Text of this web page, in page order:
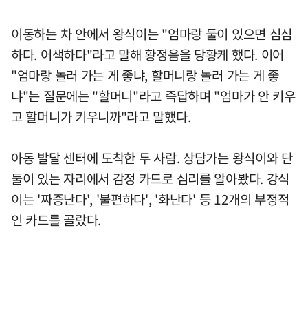
이동하는 차 안에서 왕식이는 "엄마랑 둘이 있으면 심심
하다. 어색하다"라고 말해 황정음을 당황케 했다. 이어
"엄마랑 놀러 가는 게 좋냐, 할머니랑 놀러 가는 게 좋
냐"는 질문에는 "할머니"라고 즉답하며 "엄마가 안 키우
고 할머니가 키우니까"라고 말했다.
아동 발달 센터에 도착한 두 사람. 상담가는 왕식이와 단
둘이 있는 자리에서 감정 카드로 심리를 알아봤다. 강식
이는 '짜증난다', '불편하다', '화난다' 등 12개의 부정적
인 카드를 골랐다.